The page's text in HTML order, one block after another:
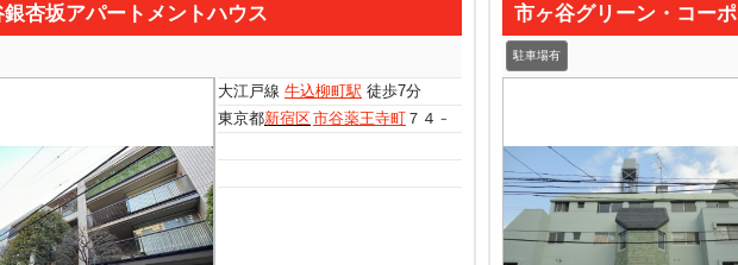
杏坂アパートメントハウス
大江戸線 牛込柳町駅 徒歩7分
東京都新宿区市谷薬王寺町 ７４－１
市ヶ谷グリーン・コーポ
駐車場有